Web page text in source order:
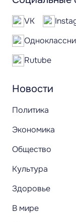
Новости
Политика
Экономика
Общество
Культура
Здоровье
В мире
VK
Rutube